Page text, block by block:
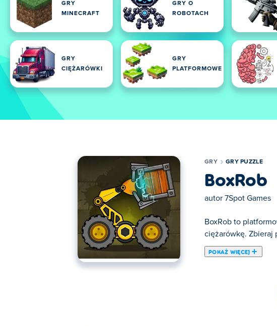
GRY
MINECRAFT
GRY O
ROBOTACH
GRY
CIĘŻARÓWKI
GRY
PLATFORMOWE
GRY GRY PUZZLE
BoxRob
autor 7Spot Games
BoxRob to
ciężarówkę. Zbieraj
POKAŻ WIĘCEJ
Tutaj możesz grać w BoxRob. BoxRob jest jedną z